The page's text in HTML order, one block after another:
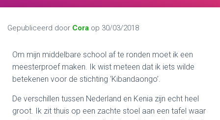
I
Gepubliceerd door Cora op 30/03/2018
Om mijn middelbare school af te ronden moet ik een
meesterproef maken. Ik wist meteen dat ik iets wilde
betekenen voor de stichting ‘Kibandaongo’.
De verschillen tussen Nederland en Kenia zijn echt heel
groot. Ik zit thuis op een zachte stoel aan een tafel waar